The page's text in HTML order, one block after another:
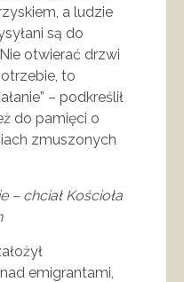
a ludzie
są do
otwierać drzwi
to
– podkreślił
do pamięci o
zmuszonych
– chciał Kościoła
emigrantami,